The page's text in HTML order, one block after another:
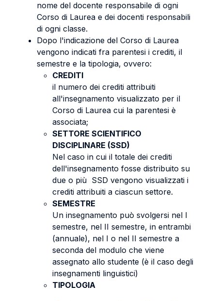
nome del docente responsabile di ogni
Corso di Laurea e dei docenti responsabili
di ogni classe.
Dopo l'indicazione del Corso di Laurea
vengono indicati fra parentesi i crediti, il
semestre e la tipologia, ovvero:
CREDITI
il numero dei crediti attribuiti
all'insegnamento visualizzato per il
Corso di Laurea cui la parentesi è
associata;
SETTORE SCIENTIFICO
DISCIPLINARE (SSD)
Nel caso in cui il totale dei crediti
dell'insegnamento fosse distribuito su
due o più SSD vengono visualizzati i
crediti attribuiti a ciascun settore.
SEMESTRE
Un insegnamento può svolgersi nel I
semestre, nel II semestre, in entrambi
(annuale), nel I o nel II semestre a
seconda del modulo che viene
assegnato allo studente (è il caso degli
insegnamenti linguistici)
TIPOLOGIA